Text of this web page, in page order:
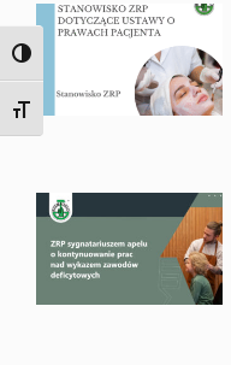
TOGGLE HIGH CONTRAST
TOGGLE FONT SIZE